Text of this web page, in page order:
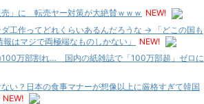
売」に 転売ヤー対策が大絶賛ｗｗｗ NEW!
工作ってどれくらいあるんだろうな → 「どこの国も
はマジで両極端なものしかない」
NEW!
100万部割れ… 国内の紙雑誌で「100万部超」ゼロに
い？日本の食事マナーが想像以上に厳格すぎて韓国
NEW!